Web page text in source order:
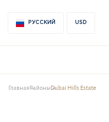
РУССКИЙ USD
ГлавнаяРайоныDubai Hills Estate